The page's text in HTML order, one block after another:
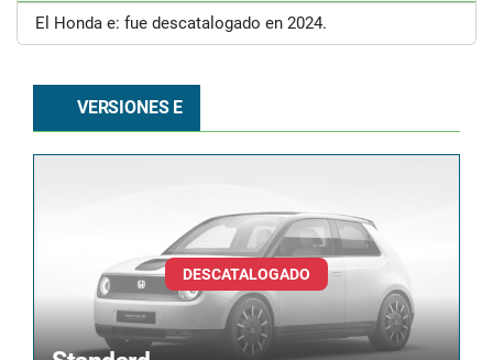
El Honda e: fue descatalogado en 2024.
VERSIONES E